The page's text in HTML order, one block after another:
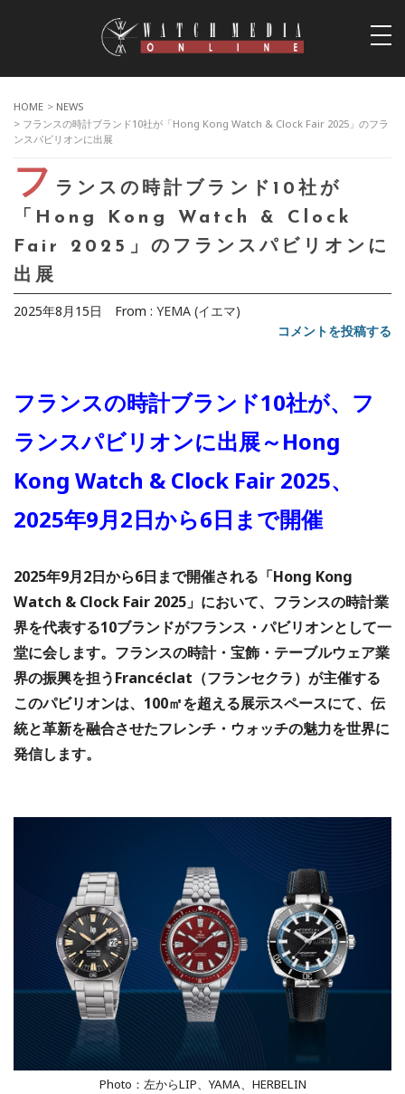
HOME > NEWS
> フランスの時計ブランド10社が「Hong Kong Watch & Clock Fair 2025」のフラ
ンスパビリオンに出展
フ ランスの時計ブランド10社が
「Hong Kong Watch & Clock
Fair 2025」のフランスパビリオンに
出展
2025年8月15日 From : YEMA (イエマ)
コメントを投稿する
フランスの時計ブランド10社が、フ
ランスパビリオンに出展～Hong
Kong Watch & Clock Fair 2025、
2025年9月2日から6日まで開催
2025年9月2日から6日まで開催される「Hong Kong
Watch & Clock Fair 2025」において、フランスの時計業
界を代表する10ブランドがフランス・パビリオンとして一
堂に会します。フランスの時計・宝飾・テーブルウェア業
界の振興を担うFrancéclat（フランセクラ）が主催する
このパビリオンは、100㎡を超える展示スペースにて、伝
統と革新を融合させたフレンチ・ウォッチの魅力を世界に
発信します。
Photo：左からLIP、YAMA、HERBELIN